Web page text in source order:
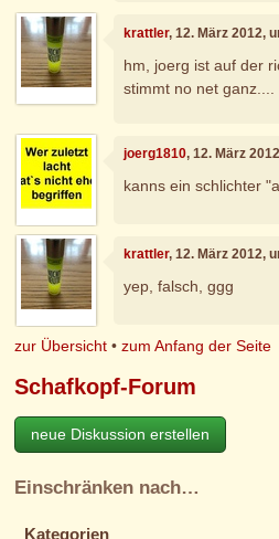
krattler, 12. März 2012,
hm, joerg ist auf der
stimmt no net ganz....
joerg1810, 12. März
kanns ein schlichter
krattler, 12. März 2012,
yep, falsch, ggg
zur Übersicht •zum Anfang der Seite
Schafkopf-Forum
neue Diskussion erstellen
Einschränken nach…
Kategorien